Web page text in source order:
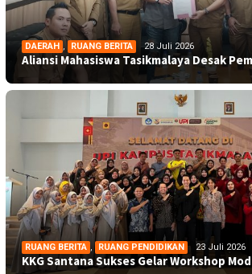
DAERAH , RUANG BERITA 28 Juli 2026
Aliansi Mahasiswa Tasikmalaya Desak
RUANG BERITA , RUANG PENDIDIKAN 23 Juli 2026
KKG Santana Sukses Gelar Workshop